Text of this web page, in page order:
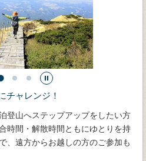
チャレンジ！
登山へステップアップをしたい方
時間・解散時間ともにゆとりを持
、遠方からお越しの方のご参加も